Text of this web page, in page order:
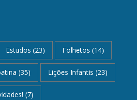
Estudos (23) Folhetos (14)
(35) Lições Infantis (23)
(7)